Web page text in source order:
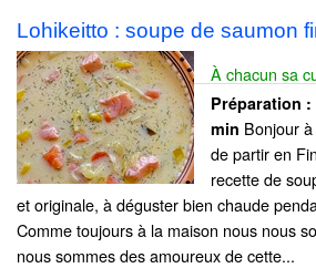
Lohikeitto : soupe de saumon
À chacun sa
Préparation :
min Bonjour
de partir en
recette de
et originale, à déguster bien chaude
Comme toujours à la maison nous nous
nous sommes des amoureux de cette...